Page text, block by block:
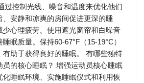
过控制光线、噪音和温度来优化他们
、安静和凉爽的房间促进更深的睡
少心理疲劳。使用遮光窗帘和白噪音
眠质量。保持60-67°F（15-19°C）
有助于获得良好的睡眠。 有哪些独特
员的核心睡眠？ 增强运动员核心睡眠
化睡眠环境、实施睡眠仪式和利用恢